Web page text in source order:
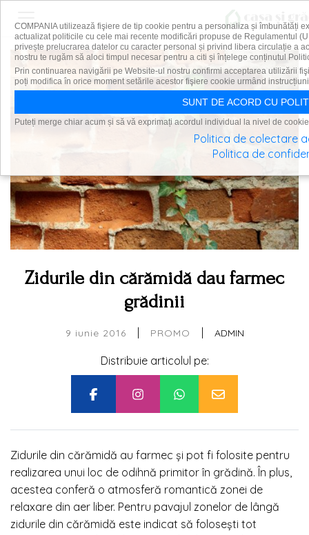
Zidurile din cărămidă dau farmec
grădinii
9 iunie 2016 PROMO ADMIN
Distribuie articolul pe:
Zidurile din cărămidă au farmec și pot fi folosite pentru
realizarea unui loc de odihnă primitor în grădină. În plus,
acestea conferă o atmosferă romantică zonei de
relaxare din aer liber. Pentru pavajul zonelor de lângă
zidurile din cărămidă este indicat să folosești tot
COMPANIA utilizează fişiere de tip cookie pentru a personaliza și îmbunătăți
actualizat politicile cu cele mai recente modificări propuse de Regulamentul
privește prelucrarea datelor cu caracter personal și privind libera circulație a
nostru te rugăm să aloci timpul necesar pentru a citi și înțelege conținutul
Prin continuarea navigării pe Website-ul nostru confirmi acceptarea utilizării
poți modifica în orice moment setările acestor fişiere cookie urmând
SUNT DE ACORD CU
Puteți merge chiar acum și să vă exprimați acordul individual la nivel de
Politica de colectare
Politica de